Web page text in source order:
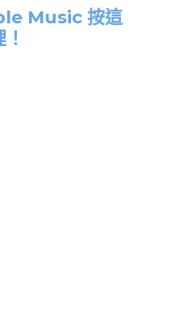
Music 按這